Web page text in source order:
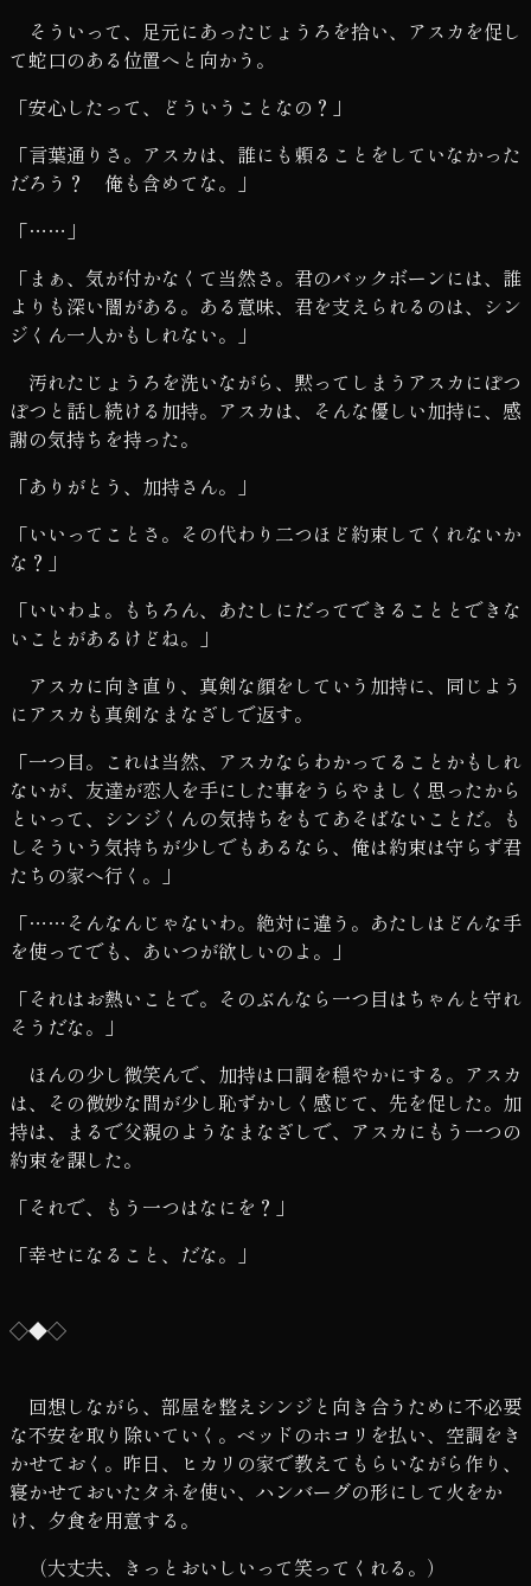
そういって、足元にあったじょうろを拾い、アスカを促し
て蛇口のある位置へと向かう。
「安心したって、どういうことなの？」
「言葉通りさ。アスカは、誰にも頼ることをしていなかった
だろう？ 俺も含めてな。」
「……」
「まぁ、気が付かなくて当然さ。君のバックボーンには、誰
よりも深い闇がある。ある意味、君を支えられるのは、シン
ジくん一人かもしれない。」
汚れたじょうろを洗いながら、黙ってしまうアスカにぽつ
ぽつと話し続ける加持。アスカは、そんな優しい加持に、感
謝の気持ちを持った。
「ありがとう、加持さん。」
「いいってことさ。その代わり二つほど約束してくれないか
な？」
「いいわよ。もちろん、あたしにだってできることとできな
いことがあるけどね。」
アスカに向き直り、真剣な顔をしていう加持に、同じよう
にアスカも真剣なまなざしで返す。
「一つ目。これは当然、アスカならわかってることかもしれ
ないが、友達が恋人を手にした事をうらやましく思ったから
といって、シンジくんの気持ちをもてあそばないことだ。も
しそういう気持ちが少しでもあるなら、俺は約束は守らず君
たちの家へ行く。」
「……そんなんじゃないわ。絶対に違う。あたしはどんな手
を使ってでも、あいつが欲しいのよ。」
「それはお熱いことで。そのぶんなら一つ目はちゃんと守れ
そうだな。」
ほんの少し微笑んで、加持は口調を穏やかにする。アスカ
は、その微妙な間が少し恥ずかしく感じて、先を促した。加
持は、まるで父親のようなまなざしで、アスカにもう一つの
約束を課した。
「それで、もう一つはなにを？」
「幸せになること、だな。」
◇◆◇
回想しながら、部屋を整えシンジと向き合うために不必要
な不安を取り除いていく。ベッドのホコリを払い、空調をき
かせておく。昨日、ヒカリの家で教えてもらいながら作り、
寝かせておいたタネを使い、ハンバーグの形にして火をか
け、夕食を用意する。
（大丈夫、きっとおいしいって笑ってくれる。）